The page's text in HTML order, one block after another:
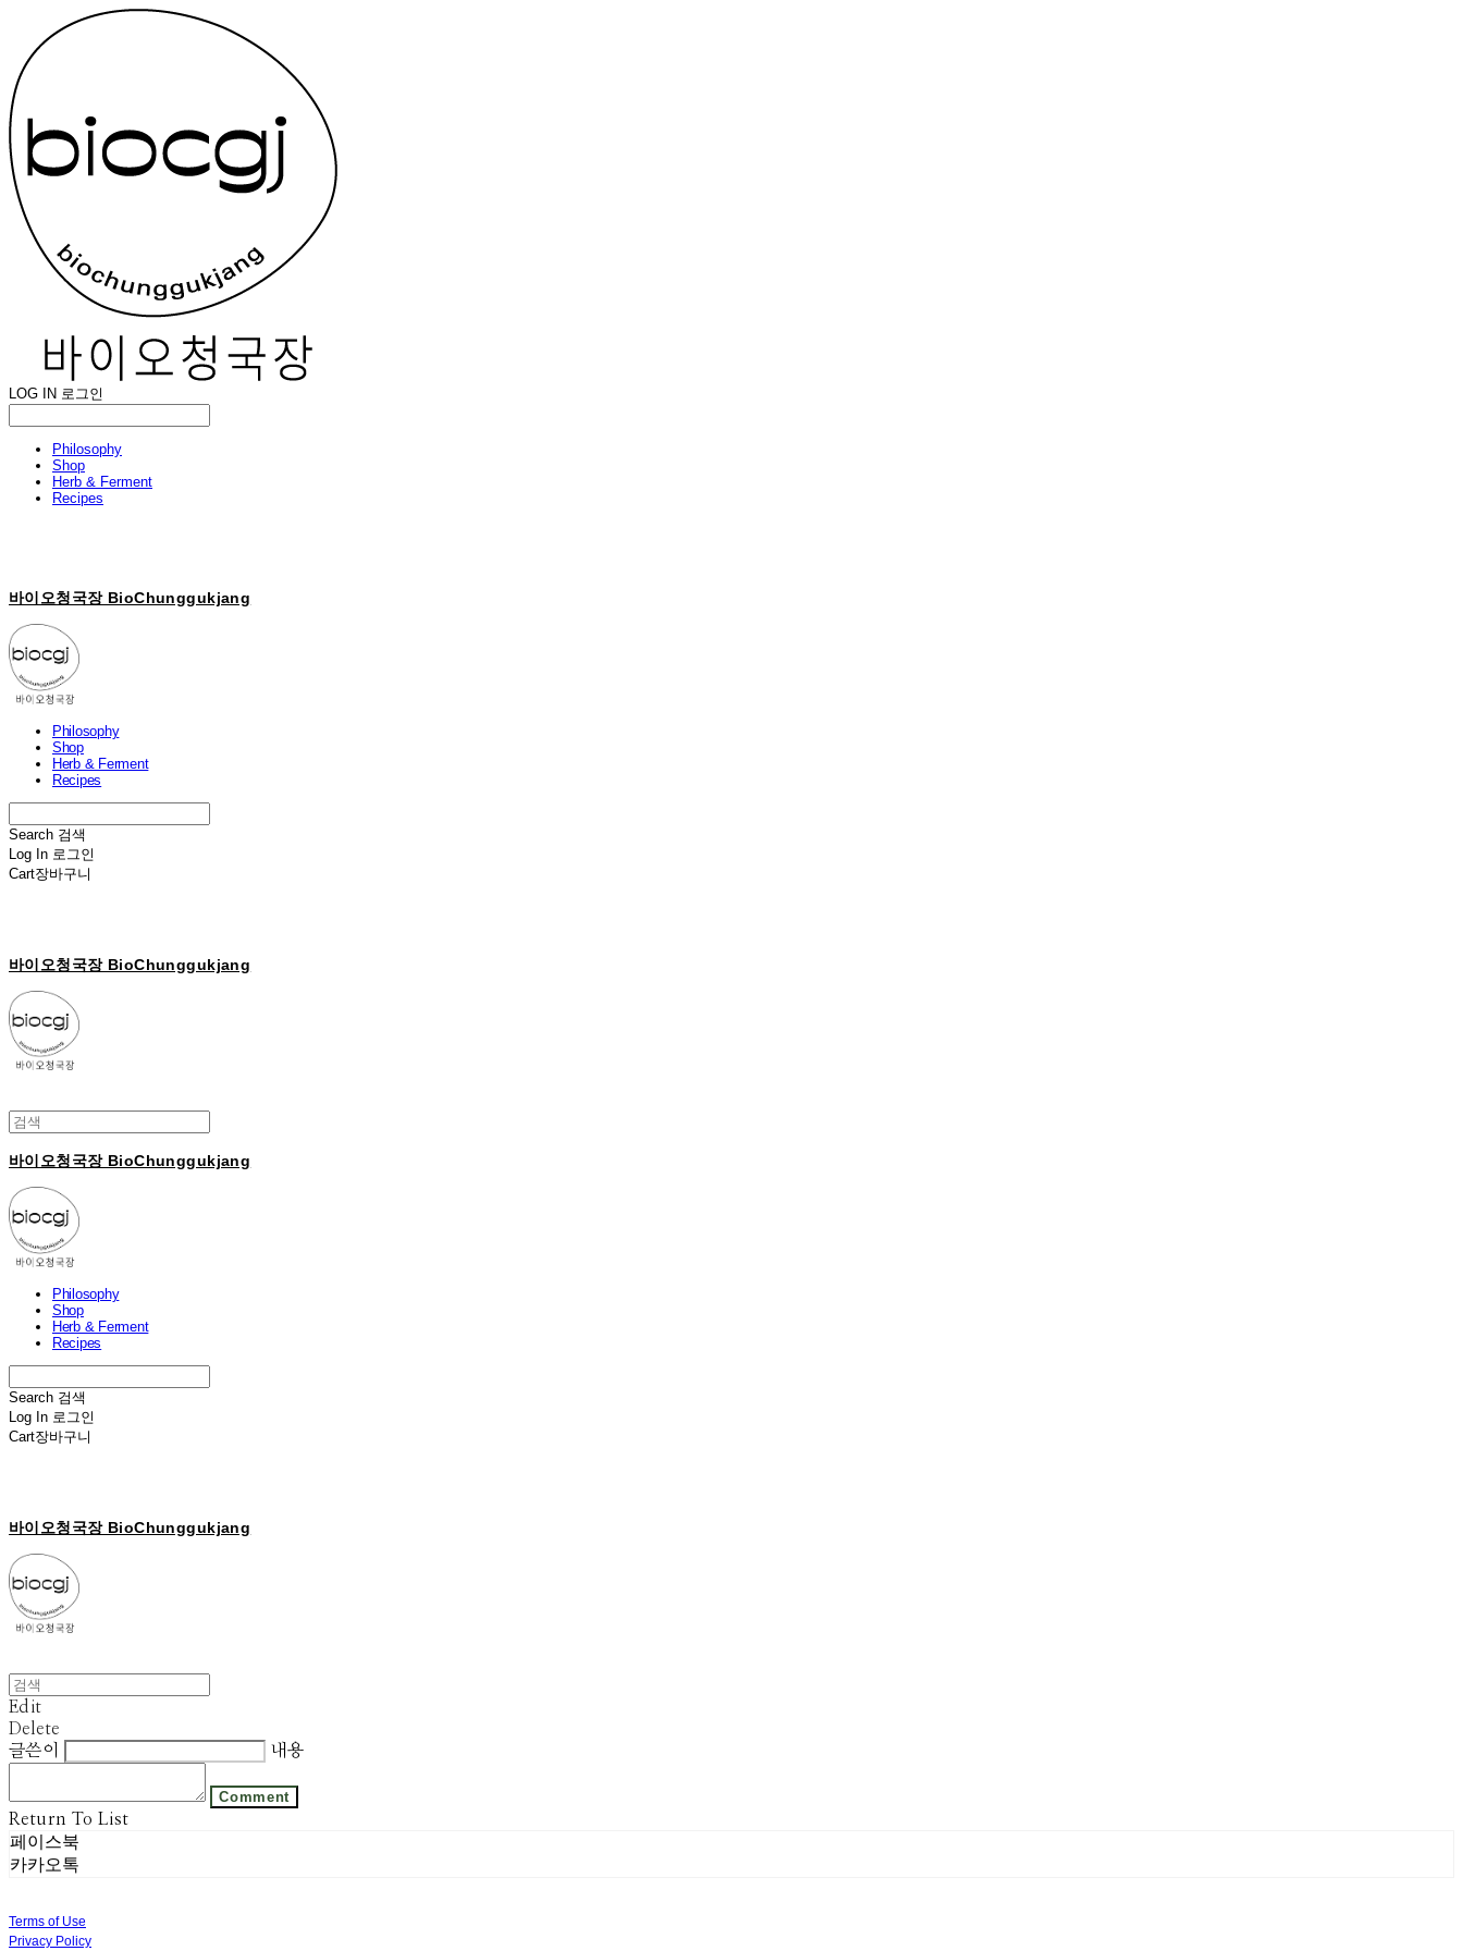
LOG IN 로그인
Philosophy
Shop
Herb & Ferment
Recipes
바이오청국장 BioChunggukjang
Philosophy
Shop
Herb & Ferment
Recipes
Search 검색
Log In 로그인
Cart장바구니
바이오청국장 BioChunggukjang
바이오청국장 BioChunggukjang
Philosophy
Shop
Herb & Ferment
Recipes
Search 검색
Log In 로그인
Cart장바구니
바이오청국장 BioChunggukjang
Edit
Delete
글쓴이
내용
Comment
Return To List
페이스북
카카오톡
Terms of Use
Privacy Policy